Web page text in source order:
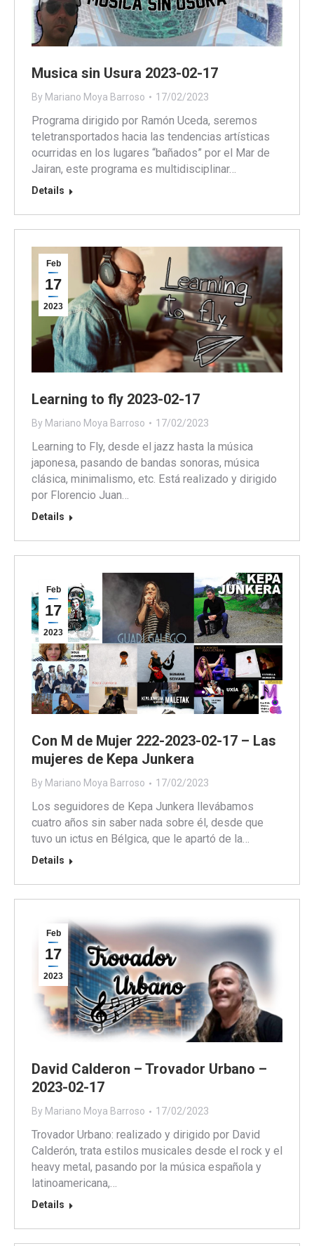
Musica sin Usura 2023-02-17
By Mariano Moya Barroso 17/02/2023
Programa dirigido por Ramón Uceda, seremos
teletransportados hacia las tendencias artísticas
ocurridas en los lugares “bañados” por el Mar de
Jairan, este programa es multidisciplinar…
Details
Feb
17
2023
Learning to fly 2023-02-17
By Mariano Moya Barroso 17/02/2023
Learning to Fly, desde el jazz hasta la música
japonesa, pasando de bandas sonoras, música
clásica, minimalismo, etc. Está realizado y dirigido
por Florencio Juan…
Details
Feb
17
2023
Con M de Mujer 222-2023-02-17 – Las
mujeres de Kepa Junkera
By Mariano Moya Barroso 17/02/2023
Los seguidores de Kepa Junkera llevábamos
cuatro años sin saber nada sobre él, desde que
tuvo un ictus en Bélgica, que le apartó de la…
Details
Feb
17
2023
David Calderon – Trovador Urbano –
2023-02-17
By Mariano Moya Barroso 17/02/2023
Trovador Urbano: realizado y dirigido por David
Calderón, trata estilos musicales desde el rock y el
heavy metal, pasando por la música española y
latinoamericana,…
Details